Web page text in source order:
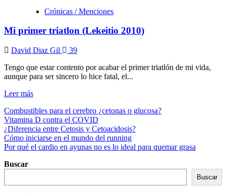
Crónicas / Menciones
Mi primer triatlon (Lekeitio 2010)
David Diaz Gil
39
Tengo que estar contento por acabar el primer triatlón de mi vida,
aunque para ser sincero lo hice fatal, el...
Leer más
Combustibles para el cerebro ¿cetonas o glucosa?
Vitamina D contra el COVID
¿Diferencia entre Cetosis y Cetoacidosis?
Cómo iniciarse en el mundo del running
Por qué el cardio en ayunas no es lo ideal para quemar grasa
Buscar
Buscar